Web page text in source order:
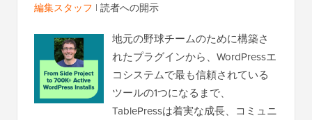
編集スタッフ | 読者への開示
地元の野球チームのために構築さ
れたプラグインから、WordPressエ
コシステムで最も信頼されている
ツールの1つになるまで、
TablePressは着実な成長、コミュニ